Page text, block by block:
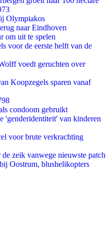
Olympiakos
naar Eindhoven
om uit te spelen
voor de eerste helft van de
voedt geruchten over
Koopzegels sparen vanaf
condoom gebruikt
'genderidentiteit' van kinderen
voor brute verkrachting
zeik vanwege nieuwste patch
Oostrum, blushelikopters